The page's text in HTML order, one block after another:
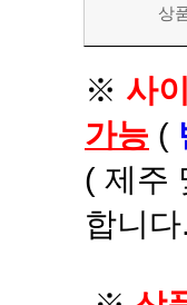
상
※ 사
가능 (
( 제주
합니